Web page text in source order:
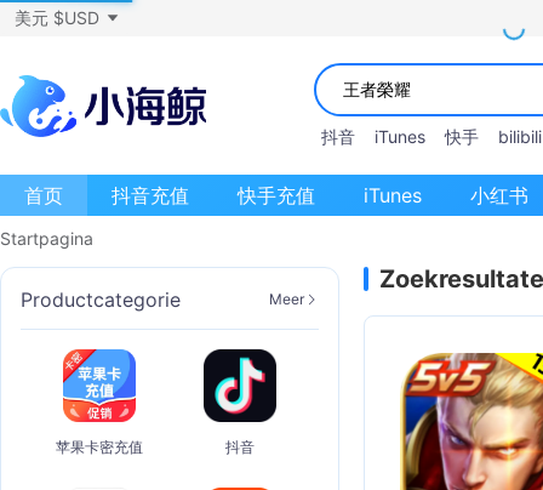
美元 $USD
抖音 iTunes 快手 bilibili
首页 抖音充值 快手充值 iTunes 小红书
Startpagina
Productcategorie Meer
苹果卡密充值 抖音